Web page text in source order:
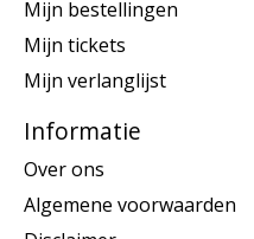
Mijn bestellingen
Mijn tickets
Mijn verlanglijst
Informatie
Over ons
Algemene voorwaarden